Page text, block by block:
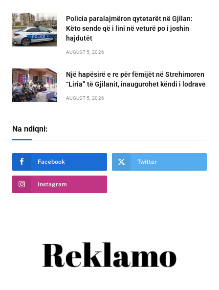
Policia paralajmëron qytetarët në Gjilan:
Këto sende që i lini në veturë po i joshin
hajdutët
AUGUST 5, 2026
Një hapësirë e re për fëmijët në Strehimoren
“Liria” të Gjilanit, inaugurohet këndi i lodrave
AUGUST 5, 2026
Na ndiqni:
Facebook Twitter
Instagram